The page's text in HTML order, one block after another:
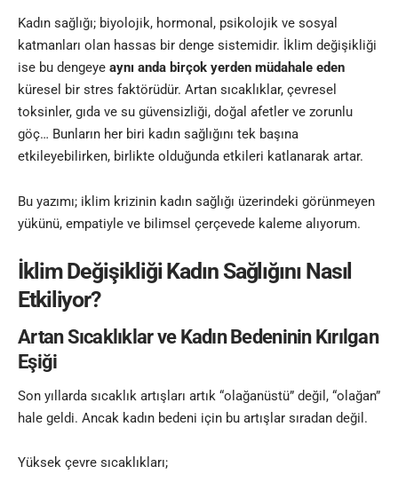
Kadın sağlığı; biyolojik, hormonal, psikolojik ve sosyal
katmanları olan hassas bir denge sistemidir. İklim değişikliği
ise bu dengeye aynı anda birçok yerden müdahale eden
küresel bir stres faktörüdür. Artan sıcaklıklar, çevresel
toksinler, gıda ve su güvensizliği, doğal afetler ve zorunlu
göç… Bunların her biri kadın sağlığını tek başına
etkileyebilirken, birlikte olduğunda etkileri katlanarak artar.
Bu yazımı; iklim krizinin kadın sağlığı üzerindeki görünmeyen
yükünü, empatiyle ve bilimsel çerçevede kaleme alıyorum.
İklim Değişikliği Kadın Sağlığını Nasıl
Etkiliyor?
Artan Sıcaklıklar ve Kadın Bedeninin Kırılgan
Eşiği
Son yıllarda sıcaklık artışları artık “olağanüstü” değil, “olağan”
hale geldi. Ancak kadın bedeni için bu artışlar sıradan değil.
Yüksek çevre sıcaklıkları;